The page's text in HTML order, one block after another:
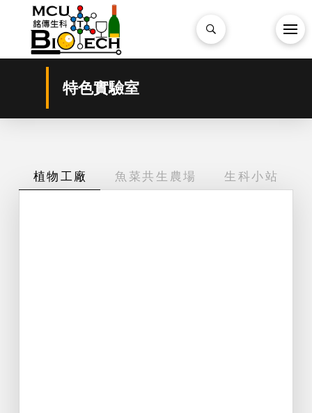
特色實驗室
植物工廠 魚菜共生農場 生科小站